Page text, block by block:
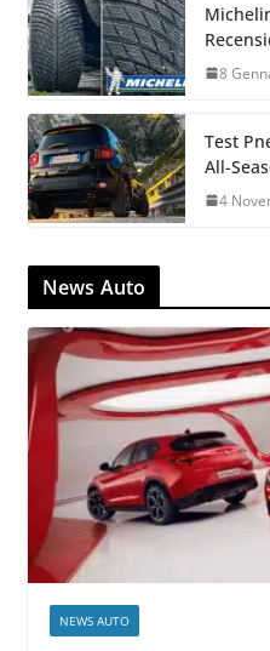
8
Test
All-
4
News Auto
NEWS AUTO